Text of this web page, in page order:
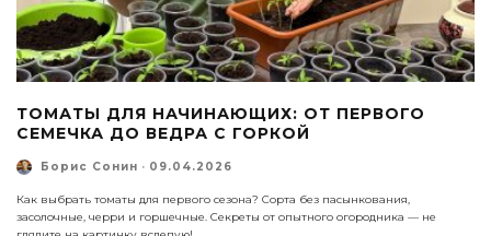
ТОМАТЫ ДЛЯ НАЧИНАЮЩИХ: ОТ ПЕРВОГО
СЕМЕЧКА ДО ВЕДРА С ГОРКОЙ
Борис Сонин · 09.04.2026
Как выбрать томаты для первого сезона? Сорта без пасынкования,
засолочные, черри и горшечные. Секреты от опытного огородника — не